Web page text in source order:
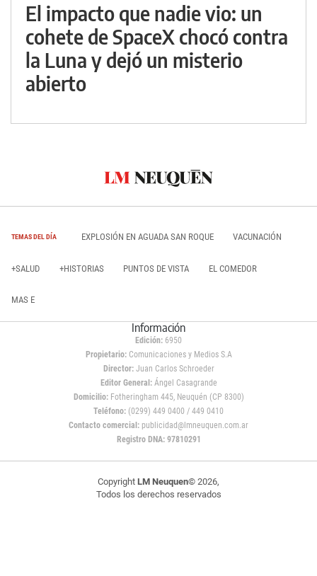
El impacto que nadie vio: un
cohete de SpaceX chocó contra
la Luna y dejó un misterio
abierto
TEMAS DEL DÍA EXPLOSIÓN EN AGUADA SAN ROQUE VACUNACIÓN
+SALUD +HISTORIAS PUNTOS DE VISTA EL COMEDOR
MAS E
Información
Edición: 6950
Propietario:Comunicaciones y Medios S.A
Director: Juan Carlos Schroeder
Editor General:Ángel Casagrande
Domicilio:Fotheringham 445, Neuquén (CP 8300)
Teléfono: (0299) 449 0400 / 449 0410
Contacto comercial: publicidad@lmneuquen.com.ar
Registro DNA: 97810291
Copyright LM Neuquen© 2026,
Todos los derechos reservados